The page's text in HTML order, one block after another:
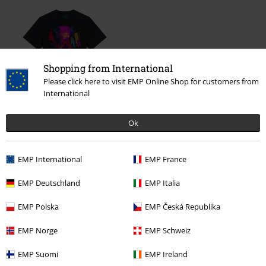
Shopping from International
Please click here to visit EMP Online Shop for customers from
International
Ok
EMP International EMP France
EMP Deutschland EMP Italia
EMP Polska EMP Česká Republika
EMP Norge EMP Schweiz
EMP Suomi EMP Ireland
Rea % Kläder T-shirts & Toppar T-Shirts
Rea % OUTLET
Rea % Killar T-shirts & Toppar
Killar Kläder T-shirts